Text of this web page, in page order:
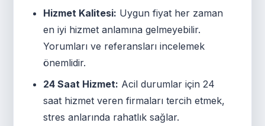
Hizmet Kalitesi: Uygun fiyat her zaman
en iyi hizmet anlamına gelmeyebilir.
Yorumları ve referansları incelemek
önemlidir.
24 Saat Hizmet: Acil durumlar için 24
saat hizmet veren firmaları tercih etmek,
stres anlarında rahatlık sağlar.